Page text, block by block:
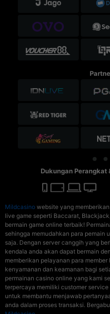
Dukungan Perangkat
Mildcasino website yang
live game seperti Baccarat,
bermain game online terbaik!
sehingga memudahkan para pemain
saja. Dengan server canggih yang
kendala anda akan dapat bermain
memberikan pelayanan para
kenyamanan dan keamanan bagi
permainan casino online yang kami
terpercaya memiliki customer
untuk membantu menjawab
anda dalam proses transaksi.